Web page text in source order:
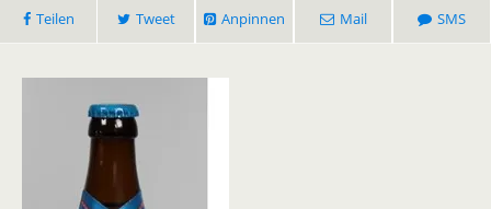
Teilen Tweet Anpinnen Mail SMS